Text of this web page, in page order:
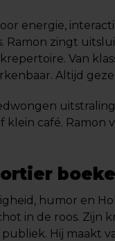
energie,
Ramon zingt
Van
Altijd
klein café. Ramon
humor en
in de roos. Zijn
Hij maakt